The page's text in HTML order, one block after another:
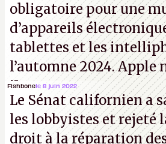
obligatoire pour une
d’appareils
tablettes et les
l’automne 2024. Apple
iJouasse.
Fishbonele 8 juin 2022
Le Sénat californien a
les lobbyistes et rejeté
droit à la réparation